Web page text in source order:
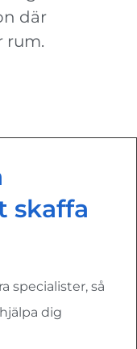
där
rum.
skaffa
specialister, så
dig